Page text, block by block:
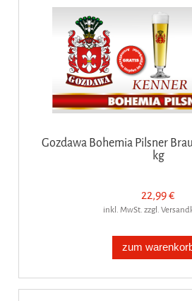
Gozdawa Bohemia Pilsner
kg
22,99 €
inkl. MwSt. zzgl.
zum